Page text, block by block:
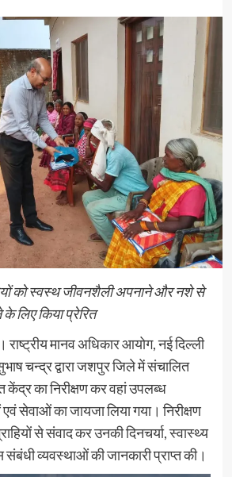
को स्वस्थ जीवनशैली अपनाने और नशे से
के लिए किया प्रेरित
राष्ट्रीय मानव अधिकार आयोग, नई दिल्ली
चन्द्र द्वारा जशपुर जिले में संचालित
केंद्र का निरीक्षण कर वहां उपलब्ध
सेवाओं का जायजा लिया गया। निरीक्षण
से संवाद कर उनकी दिनचर्या, स्वास्थ्य
संबंधी व्यवस्थाओं की जानकारी प्राप्त की।